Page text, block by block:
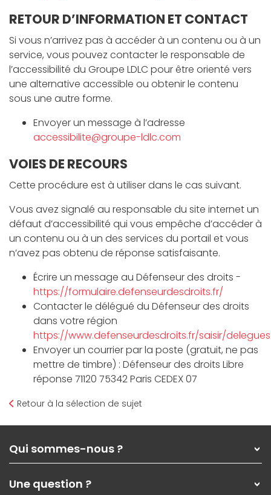
RETOUR D’INFORMATION ET CONTACT
Si vous n’arrivez pas à accéder à un contenu ou à un
service, vous pouvez contacter le responsable de
l’accessibilité du Groupe LDLC pour être orienté vers
une alternative accessible ou obtenir le contenu
sous une autre forme.
Envoyer un message à l’adresse
accessibilite@groupe-ldlc.com
VOIES DE RECOURS
Cette procédure est à utiliser dans le cas suivant.
Vous avez signalé au responsable du site internet un
défaut d’accessibilité qui vous empêche d’accéder à
un contenu ou à un des services du portail et vous
n’avez pas obtenu de réponse satisfaisante.
Écrire un message au Défenseur des droits -
https://formulaire.defenseurdesdroits.fr/
Contacter le délégué du Défenseur des droits
dans votre région
https://www.defenseurdesdroits.fr/saisir/delegues
Envoyer un courrier par la poste (gratuit, ne pas
mettre de timbre) : Défenseur des droits Libre
réponse 71120 75342 Paris CEDEX 07
Retour à la sélection de sujet
Qui sommes-nous ?
Nos services
Une question ?